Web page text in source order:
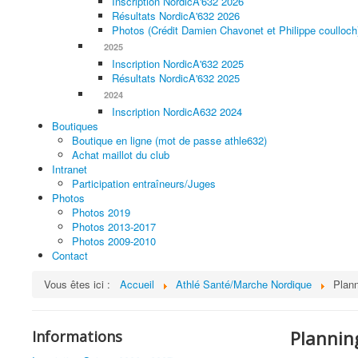
Résultats NordicA'632 2026
Photos (Crédit Damien Chavonet et Philippe
2025
Inscription NordicA'632 2025
Résultats NordicA'632 2025
2024
Inscription NordicA632 2024
Boutiques
Boutique en ligne (mot de passe athle632)
Achat maillot du club
Intranet
Participation entraîneurs/Juges
Photos
Photos 2019
Photos 2013-2017
Photos 2009-2010
Contact
Vous êtes ici :
Accueil Athlé Santé/Marche Nordique
Informations